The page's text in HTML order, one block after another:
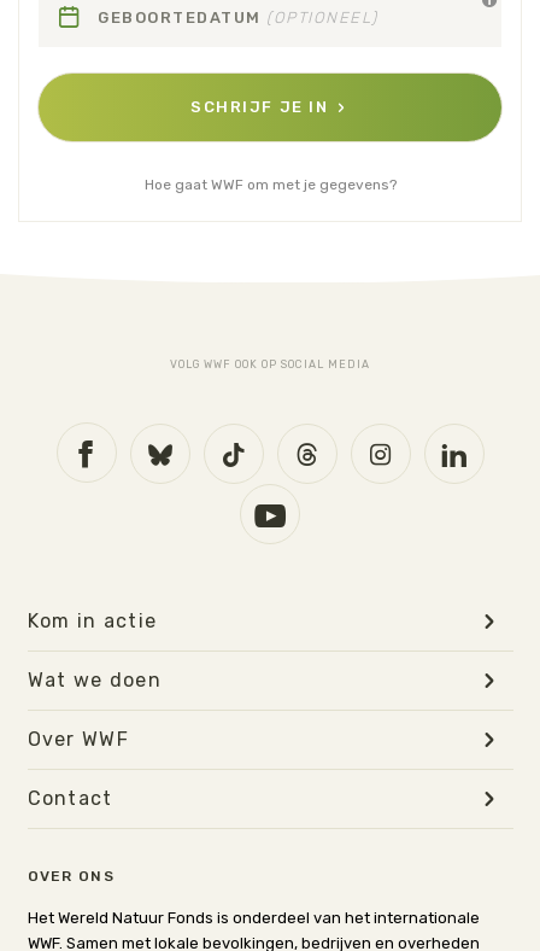
GEBOORTEDATUM (OPTIONEEL)
SCHRIJF JE IN
Hoe gaat WWF om met je gegevens?
VOLG WWF OOK OP SOCIAL MEDIA
OVER ONS
Het Wereld Natuur Fonds is onderdeel van het internationale
WWF. Samen met lokale bevolkingen, bedrijven en overheden
Kom in actie
Wat we doen
Over WWF
Contact